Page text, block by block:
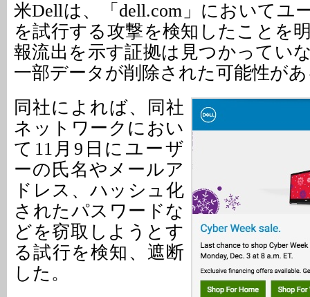
米Dellは、「dell.com」においてユ
を試行する攻撃を検知したことを
報流出を示す証拠は見つかってい
一部データが削除された可能性が
同社によれば、同社
ネットワークにおい
て11月9日にユーザ
ーの氏名やメールア
ドレス、ハッシュ化
されたパスワードな
どを窃取しようとす
る試行を検知、遮断
した。